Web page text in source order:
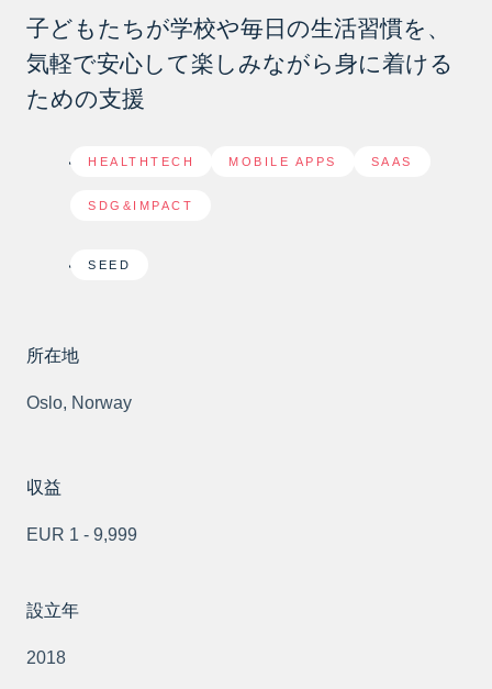
子どもたちが学校や毎日の生活習慣を、
気軽で安心して楽しみながら身に着ける
ための支援
HEALTHTECH MOBILE APPS SAAS
SDG&IMPACT
SEED
所在地
Oslo, Norway
収益
EUR 1 - 9,999
設立年
2018